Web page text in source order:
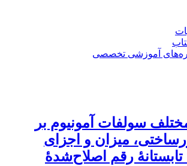
آموزشی تخصصی
سولفات آمونیوم بر
میزان و اجزای
رقم اصلاح‌شدۀ